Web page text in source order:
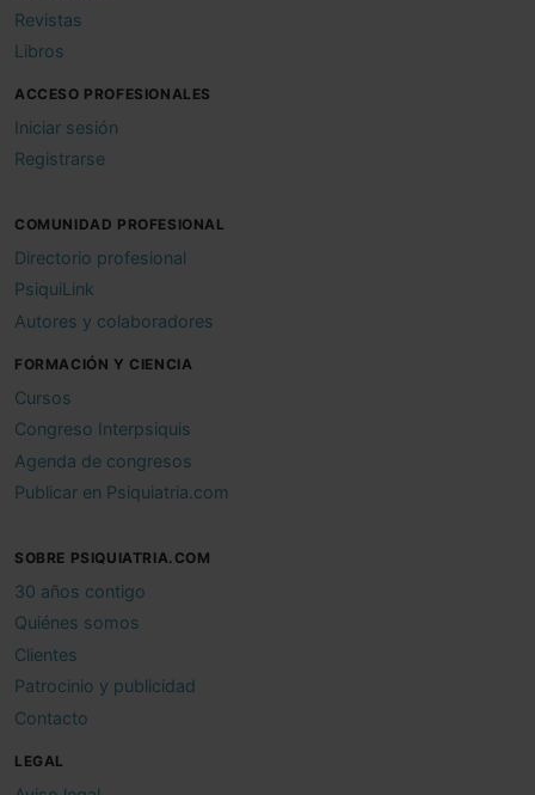
Revistas
Libros
ACCESO PROFESIONALES
Iniciar sesión
Registrarse
COMUNIDAD PROFESIONAL
Directorio profesional
PsiquiLink
Autores y colaboradores
FORMACIÓN Y CIENCIA
Cursos
Congreso Interpsiquis
Agenda de congresos
Publicar en Psiquiatria.com
SOBRE PSIQUIATRIA.COM
30 años contigo
Quiénes somos
Clientes
Patrocinio y publicidad
Contacto
LEGAL